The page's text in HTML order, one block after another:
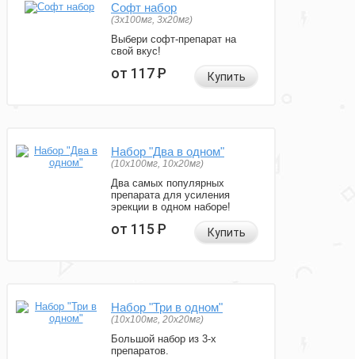
Софт набор
(3x100мг, 3x20мг)
Выбери софт-препарат на
свой вкус!
от 117Р Купить
Набор "Два в одном"
(10x100мг, 10x20мг)
Два самых популярных
препарата для усиления
эрекции в одном наборе!
от 115Р Купить
Набор "Три в одном"
(10x100мг, 20x20мг)
Большой набор из 3-х
препаратов.